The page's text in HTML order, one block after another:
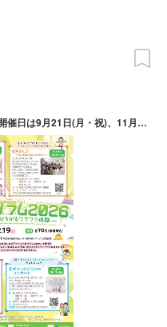
2026/09/21(月・祝) ～ 12/19(土) 開催日は9月21日(月・祝)、11月1日(日)、11月21日(土)、12月19日(土)。開催時間はプログラムによって異なる。